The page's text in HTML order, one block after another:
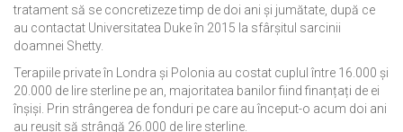
tratament să se concretizeze timp de doi ani și jumătate, după ce
au contactat Universitatea Duke în 2015 la sfârșitul sarcinii
doamnei Shetty.
Terapiile private în Londra și Polonia au costat cuplul între 16.000 și
20.000 de lire sterline pe an, majoritatea banilor fiind finanțați de ei
înșiși. Prin strângerea de fonduri pe care au început-o acum doi ani
au reușit să strângă 26.000 de lire sterline.